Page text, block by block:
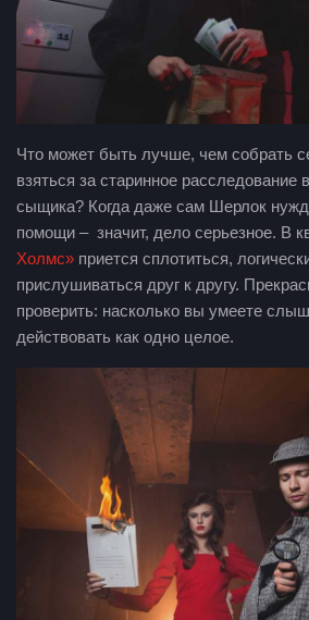
Что может быть лучше, чем собрать
взяться за старинное расследование
сыщика? Когда даже сам Шерлок
помощи – значит, дело серьезное. В
Холмс» приется сплотиться,
прислушиваться друг к другу.
проверить: насколько вы умеете
действовать как одно целое.